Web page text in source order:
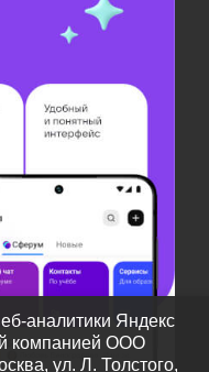
аналитики Яндекс
компанией ООО
ул. Л. Толстого,